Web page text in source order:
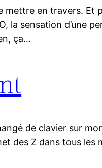
mettre en travers.
la sensation d’une
ça…
de clavier sur
des Z dans tous les